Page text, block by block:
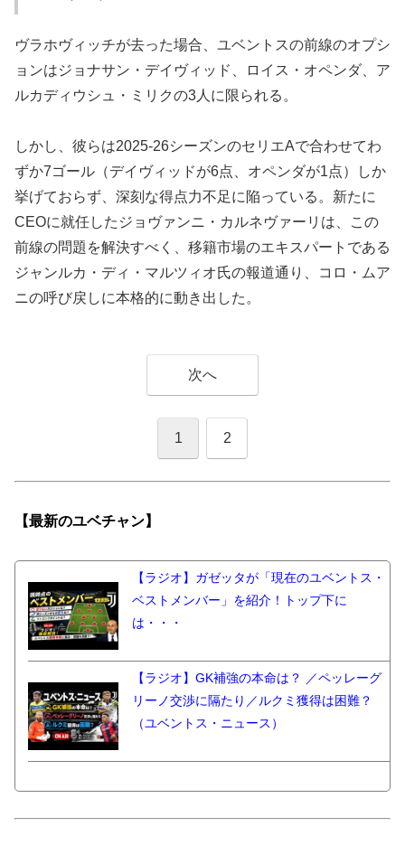
ヴラホヴィッチが去った場合、ユベントスの前線のオプシ
ョンはジョナサン・デイヴィッド、ロイス・オペンダ、ア
ルカディウシュ・ミリクの3人に限られる。
しかし、彼らは2025-26シーズンのセリエAで合わせてわ
ずか7ゴール（デイヴィッドが6点、オペンダが1点）しか
挙げておらず、深刻な得点力不足に陥っている。新たに
CEOに就任したジョヴァンニ・カルネヴァーリは、この
前線の問題を解決すべく、移籍市場のエキスパートである
ジャンルカ・ディ・マルツィオ氏の報道通り、コロ・ムア
ニの呼び戻しに本格的に動き出した。
次へ
1 2
【最新のユベチャン】
【ラジオ】ガゼッタが「現在のユベントス・
ベストメンバー」を紹介！トップ下に
は・・・
【ラジオ】GK補強の本命は？ ／ペッレーグ
リーノ交渉に隔たり／ルクミ獲得は困難？
（ユベントス・ニュース）